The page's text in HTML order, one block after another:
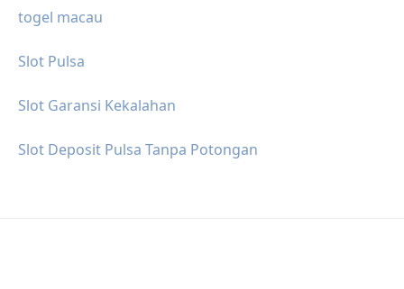
togel macau
Slot Pulsa
Slot Garansi Kekalahan
Slot Deposit Pulsa Tanpa Potongan